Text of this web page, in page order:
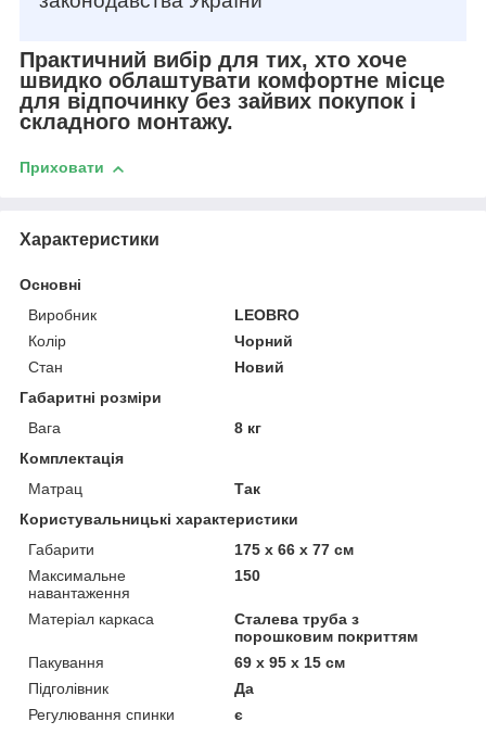
Практичний вибір для тих, хто хоче
швидко облаштувати комфортне місце
для відпочинку без зайвих покупок і
складного монтажу.
Приховати
Характеристики
Основні
Виробник
LEOBRO
Колір
Чорний
Стан
Новий
Габаритні розміри
Вага
8 кг
Комплектація
Матрац
Так
Користувальницькі характеристики
Габарити
175 х 66 х 77 см
Максимальне
навантаження
150
Матеріал каркаса
Сталева труба з
порошковим покриттям
Пакування
69 х 95 х 15 см
Підголівник
Да
Регулювання спинки
є